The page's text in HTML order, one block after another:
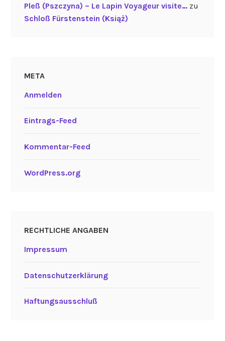
Pleß (Pszczyna) – Le Lapin Voyageur visite…zu
Schloß Fürstenstein (Książ)
META
Anmelden
Eintrags-Feed
Kommentar-Feed
WordPress.org
RECHTLICHE ANGABEN
Impressum
Datenschutzerklärung
Haftungsausschluß